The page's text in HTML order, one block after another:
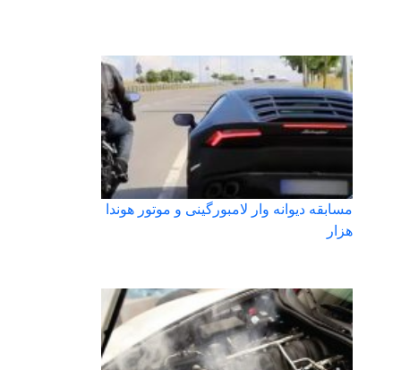
مسابقه دیوانه وار لامبورگینی و موتور هوندا
هزار